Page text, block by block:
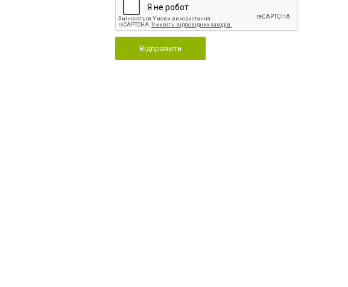
Відправити